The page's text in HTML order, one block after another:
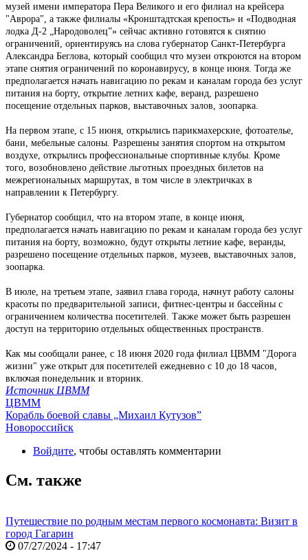
музей имени императора Пера Великого и его филиал на крейсера
"Аврора", а также филиалы «Кронштадтская крепость» и «Подводная
лодка Д-2 „Народоволец”» сейчас активно готовятся к снятию
ограничений, ориентируясь на слова губернатор Санкт-Петербурга
Александра Беглова, который сообщил что музеи откроются на втором
этапе снятия ограничений по коронавирусу, в конце июня. Тогда же
предполагается начать навигацию по рекам и каналам города без услуг
питания на борту, открытие летних кафе, веранд, разрешено
посещение отдельных парков, выставочных залов, зоопарка.
На первом этапе, с 15 июня, открылись парикмахерские, фотоателье,
бани, мебельные салоны. Разрешены занятия спортом на открытом
воздухе, открылись профессиональные спортивные клубы. Кроме
того, возобновлено действие льготных проездных билетов на
межрегиональных маршрутах, в том числе в электричках в
направлении к Петербургу.
Губернатор сообщил, что на втором этапе, в конце июня,
предполагается начать навигацию по рекам и каналам города без услуг
питания на борту, возможно, будут открыты летние кафе, веранды,
разрешено посещение отдельных парков, музеев, выставочных залов,
зоопарка.
В июле, на третьем этапе, заявил глава города, начнут работу салоны
красоты по предварительной записи, фитнес-центры и бассейны с
ограничением количества посетителей. Также может быть разрешен
доступ на территорию отдельных общественных пространств.
Как мы сообщали ранее, с 18 июня 2020 года филиал ЦВММ "Дорога
жизни" уже открыт для посетителей ежедневно с 10 до 18 часов,
включая понедельник и вторник.
Источник ЦВММ
ЦВММ
Корабль боевой славы „Михаил Кутузов”
Новороссийск
Войдите, чтобы оставлять комментарии
См. также
Путешествие по родным местам первого космонавта: Визит в
город Гагарин
07/27/2024 - 17:47